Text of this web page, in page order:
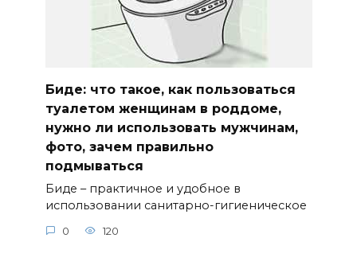
Биде: что такое, как пользоваться
туалетом женщинам в роддоме,
нужно ли использовать мужчинам,
фото, зачем правильно
подмываться
Биде – практичное и удобное в
использовании санитарно-гигиеническое
0 120